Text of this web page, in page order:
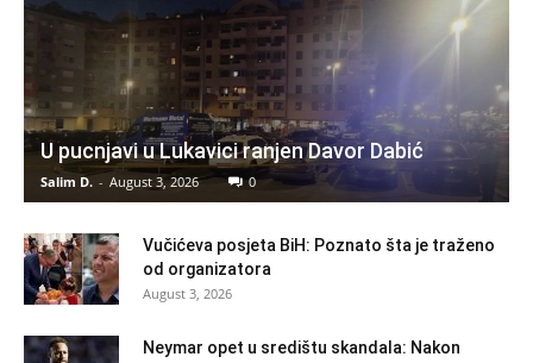
U pucnjavi u Lukavici ranjen Davor Dabić
Salim D. - August 3, 2026 0
Vučićeva posjeta BiH: Poznato šta je traženo
od organizatora
August 3, 2026
Neymar opet u središtu skandala: Nakon